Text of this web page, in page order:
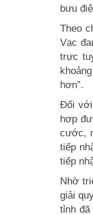
bưu
Theo
Vạc
trực
hơn”.
Đối với
hợp
cước,
tiếp
tiếp
Nhờ
giải
tỉnh